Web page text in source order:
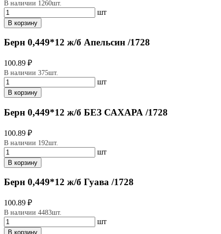
В наличии 1260шт.
шт
В корзину
Берн 0,449*12 ж/б Апельсин /1728
100.89 ₽
В наличии 375шт.
шт
В корзину
Берн 0,449*12 ж/б БЕЗ САХАРА /1728
100.89 ₽
В наличии 192шт.
шт
В корзину
Берн 0,449*12 ж/б Гуава /1728
100.89 ₽
В наличии 4483шт.
шт
В корзину